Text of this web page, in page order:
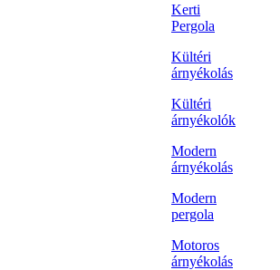
Kerti
Pergola
Kültéri
árnyékolás
Kültéri
árnyékolók
Modern
árnyékolás
Modern
pergola
Motoros
árnyékolás